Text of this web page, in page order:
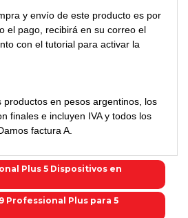
y envío de este producto es por
el pago, recibirá en su correo el
con el tutorial para activar la
productos en pesos argentinos, los
finales e incluyen IVA y todos los
factura A.
Plus 5 Dispositivos en
Professional Plus para 5